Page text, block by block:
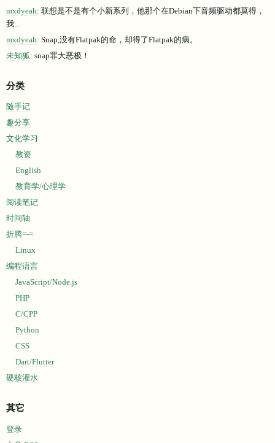
mxdyeah: 联想是不是有个小新系列，他那个在Debian下音频驱动都莫得，
我...
mxdyeah: Snap,没有Flatpak的命，却得了Flatpak的病。
未知狐: snap罪大恶极！
分类
随手记
趣分享
文化学习
教资
English
教育学/心理学
阅读笔记
时间轴
折腾=-=
Linux
编程语言
JavaScript/Node.js
PHP
C/CPP
Python
CSS
Dart/Flutter
硬核灌水
其它
登录